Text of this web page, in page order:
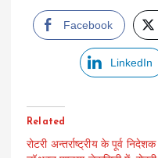
Facebook
LinkedIn
Related
रोटरी अन्तर्राष्ट्रीय के पूर्व निदेशक